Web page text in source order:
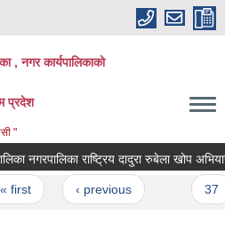
, नगर कार्यपालिकाको
प्रदेश
"
‹ previous